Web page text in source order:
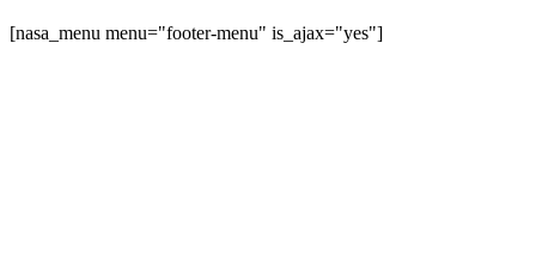
[nasa_menu menu="footer-menu" is_ajax="yes"]